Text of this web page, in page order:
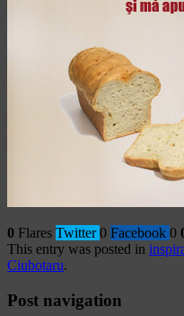
0 Flares Twitter 0 Facebook 0
This entry was posted in
Ciubotaru.
Post navigation